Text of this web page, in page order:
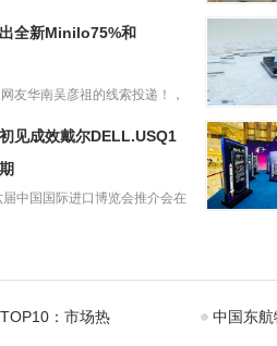
6月资金
基本不存
口，央行
滴灌维
全新Minilo75%和
友华南吴彦祖的线索投递！，
人工智能
动纳指
金追捧
见成效戴尔DELL.USQ1
中国国际进口博览会推介会在
：市场热 中国东